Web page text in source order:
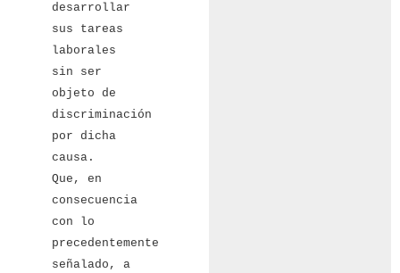
desarrollar
sus tareas
laborales
sin ser
objeto de
discriminación
por dicha
causa.
Que, en
consecuencia
con lo
precedentemente
señalado, a